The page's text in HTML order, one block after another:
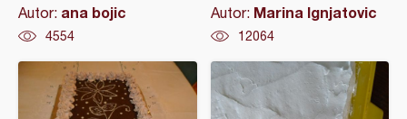
Autor: ana bojic
4554
Autor: Marina Ignjatovic
12064